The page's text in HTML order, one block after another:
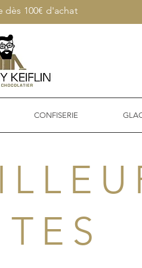
dès 100€ d'achat
CONFISERIE